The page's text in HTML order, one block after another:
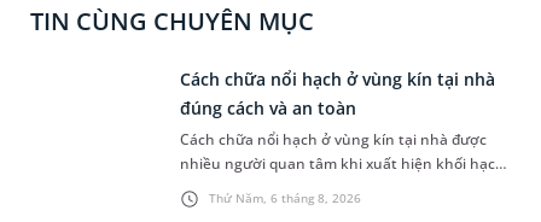
TIN CÙNG CHUYÊN MỤC
Thứ Năm, 6 tháng 8, 2026
Cách chữa nổi hạch ở vùng kín tại nhà
đúng cách và an toàn
Cách chữa nổi hạch ở vùng kín tại nhà được
nhiều người quan tâm khi xuất hiện khối hạch
nhỏ ở vùng bẹn hoặc cơ quan sinh dục. Nếu
hạch mới xuất hiện, kích thước nhỏ và chưa